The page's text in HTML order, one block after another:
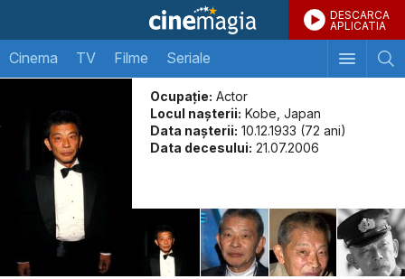
DESCARCA
APLICATIA
Cinema TV Filme Seriale
Ocupație: Actor
Locul naşterii: Kobe, Japan
Data naşterii: 10.12.1933 (72 ani)
Data decesului: 21.07.2006